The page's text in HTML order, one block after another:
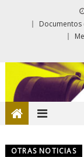
Documentos
OTRAS NOTICIAS